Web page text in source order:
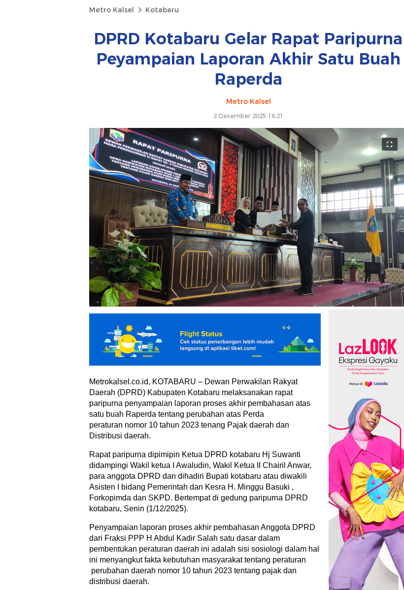
Metro Kalsel Kotabaru
DPRD Kotabaru Gelar Rapat Paripurna
Peyampaian Laporan Akhir Satu Buah
Raperda
Metro Kalsel
2 Desember 2025 16:21
Metrokalsel.co.id, KOTABARU – Dewan Perwakilan Rakyat
Daerah (DPRD) Kabupaten Kotabaru melaksanakan rapat
paripurna penyampaian laporan proses akhir pembahasan atas
satu buah Raperda tentang perubahan atas Perda
peraturan nomor 10 tahun 2023 tenang Pajak daerah dan
Distribusi daerah.
Rapat paripurna dipimipin Ketua DPRD kotabaru Hj Suwanti
didampingi Wakil ketua I Awaludin, Wakil Ketua II Chairil Anwar,
para anggota DPRD dan dihadiri Bupati kotabaru atau diwakili
Asisten I bidang Pemerintah dan Kesra H. Minggu Basuki ,
Forkopimda dan SKPD. Bertempat di gedung paripurna DPRD
kotabaru, Senin (1/12/2025).
Penyampaian laporan proses akhir pembahasan Anggota DPRD
dari Fraksi PPP H Abdul Kadir Salah satu dasar dalam
pembentukan peraturan daerah ini adalah sisi sosiologi dalam hal
ini menyangkut fakta kebutuhan masyarakat tentang peraturan
perubahan daerah nomor 10 tahun 2023 tentang pajak dan
distribusi daerah.